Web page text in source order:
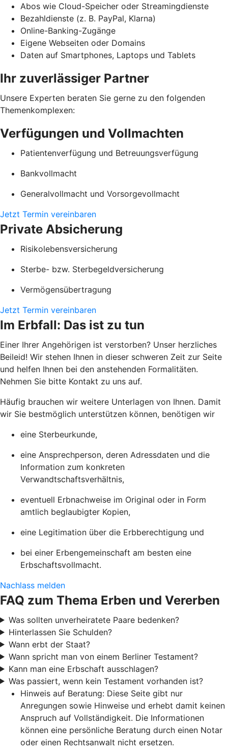
Abos wie Cloud-Speicher oder Streamingdienste
Bezahldienste (z. B. PayPal, Klarna)
Online-Banking-Zugänge
Eigene Webseiten oder Domains
Daten auf Smartphones, Laptops und Tablets
Ihr zuverlässiger Partner
Unsere Experten beraten Sie gerne zu den folgenden
Themenkomplexen:
Verfügungen und Vollmachten
Patientenverfügung und Betreuungsverfügung
Bankvollmacht
Generalvollmacht und Vorsorgevollmacht
Jetzt Termin vereinbaren
Private Absicherung
Risikolebensversicherung
Sterbe- bzw. Sterbegeldversicherung
Vermögensübertragung
Jetzt Termin vereinbaren
Im Erbfall: Das ist zu tun
Einer Ihrer Angehörigen ist verstorben? Unser herzliches
Beileid! Wir stehen Ihnen in dieser schweren Zeit zur Seite
und helfen Ihnen bei den anstehenden Formalitäten.
Nehmen Sie bitte Kontakt zu uns auf.
Häufig brauchen wir weitere Unterlagen von Ihnen. Damit
wir Sie bestmöglich unterstützen können, benötigen wir
eine Sterbeurkunde,
eine Ansprechperson, deren Adressdaten und die
Information zum konkreten
Verwandtschaftsverhältnis,
eventuell Erbnachweise im Original oder in Form
amtlich beglaubigter Kopien,
eine Legitimation über die Erbberechtigung und
bei einer Erbengemeinschaft am besten eine
Erbschaftsvollmacht.
Nachlass melden
FAQ zum Thema Erben und Vererben
Was sollten unverheiratete Paare bedenken?
Hinterlassen Sie Schulden?
Wann erbt der Staat?
Wann spricht man von einem Berliner Testament?
Kann man eine Erbschaft ausschlagen?
Was passiert, wenn kein Testament vorhanden ist?
Hinweis auf Beratung: Diese Seite gibt nur
Anregungen sowie Hinweise und erhebt damit keinen
Anspruch auf Vollständigkeit. Die Informationen
können eine persönliche Beratung durch einen Notar
oder einen Rechtsanwalt nicht ersetzen.